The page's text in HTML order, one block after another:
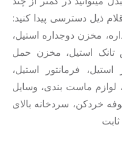
ذیل دسترسی پیدا کنید:
مخزن دوجداره استیل،
استیل، مخزن حمل
فرمانتور استیل،
ماست بندی، وسایل
خردکن، سردخانه بالای